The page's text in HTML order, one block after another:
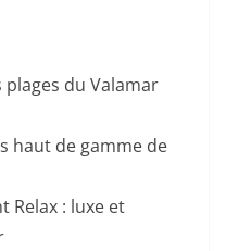
du Valamar
haut de gamme de
Relax : luxe et